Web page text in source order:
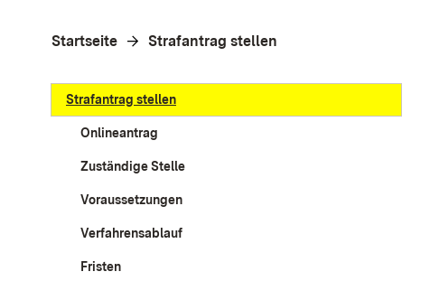
Startseite Strafantrag stellen
Strafantrag stellen
Onlineantrag
Zuständige Stelle
Voraussetzungen
Verfahrensablauf
Fristen